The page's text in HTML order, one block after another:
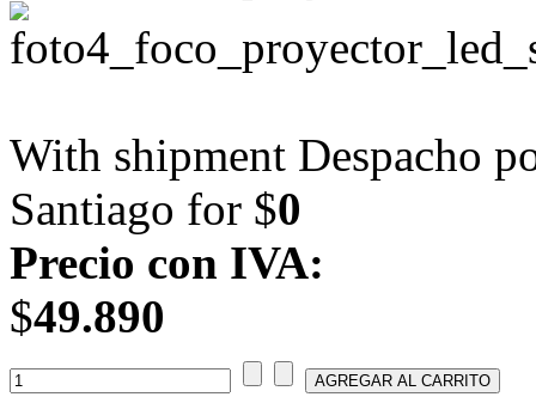
With shipment Despacho
Santiago for $0
Precio con IVA:
$49.890